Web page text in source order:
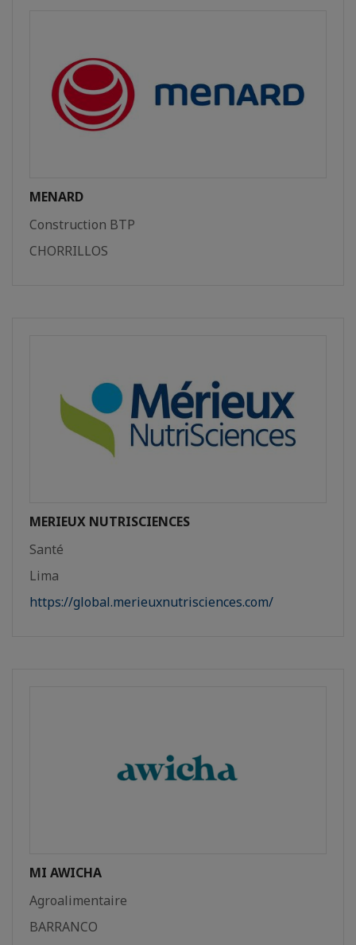
MENARD
Construction BTP
CHORRILLOS
MERIEUX NUTRISCIENCES
Santé
Lima
https://global.merieuxnutrisciences.com/
MI AWICHA
Agroalimentaire
BARRANCO